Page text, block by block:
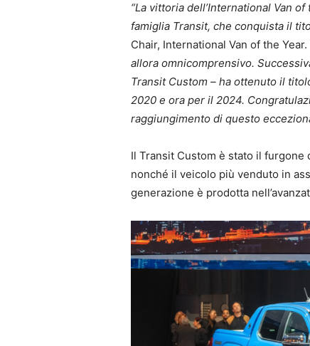
“La vittoria dell’International Van
famiglia Transit, che conquista il
Chair, International Van of the Year.
allora omnicomprensivo.
Transit Custom – ha ottenuto il
2020 e ora per il 2024.
raggiungimento di questo
Il Transit Custom è stato il
nonché il veicolo più venduto in
generazione è prodotta